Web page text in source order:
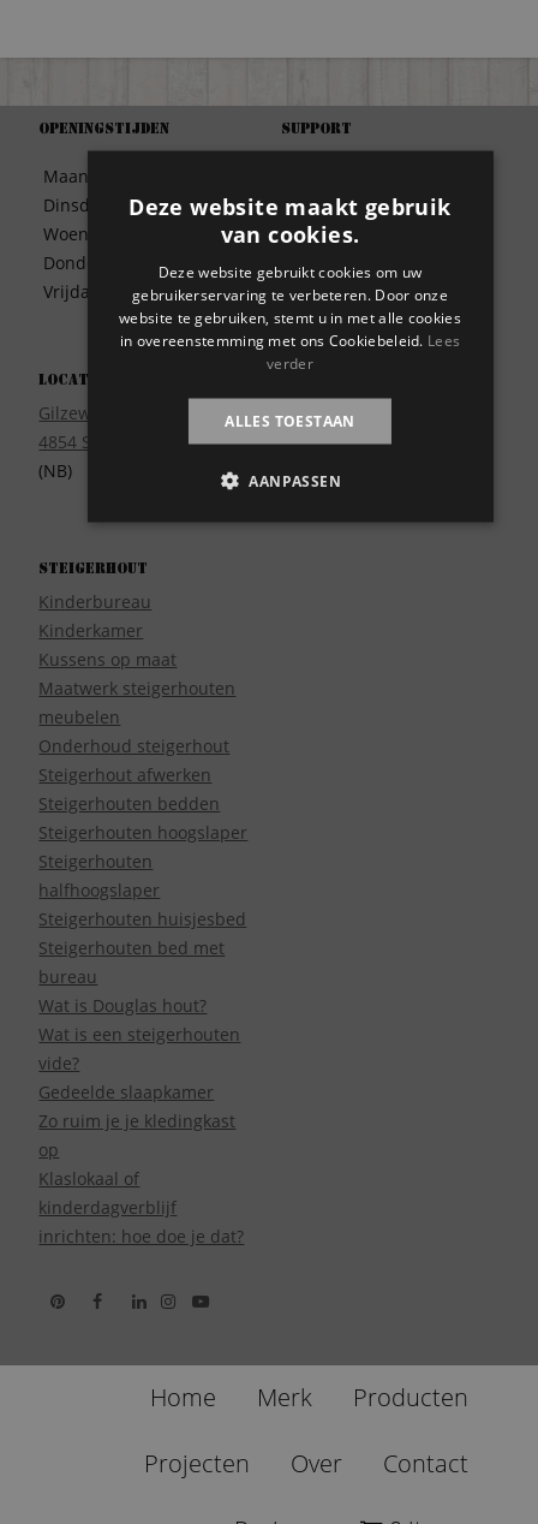
Openingstijden
Maandag
Dinsdag
Woensdag
Donderdag
Vrijdag
09:30 – 17:00
09:30 – 17:00
09:30 – 17:00
09:30 – 17:00
Locatie
Gilzeweg 17
4854 SE Bavel
(NB)
Support
Bezorgen
Contact
Disclaimer
Garantie
Meest gestelde vragen
Privacy
Wie zijn wij?
Steigerhout
Kinderbureau
Kinderkamer
Kussens op maat
Maatwerk steigerhouten
meubelen
Onderhoud steigerhout
Steigerhout afwerken
Steigerhouten bedden
Steigerhouten hoogslaper
Steigerhouten
halfhoogslaper
Steigerhouten huisjesbed
Steigerhouten bed met
bureau
Wat is Douglas hout?
Wat is een steigerhouten
vide?
Gedeelde slaapkamer
Zo ruim je je kledingkast
op
Klaslokaal of
kinderdagverblijf
inrichten: hoe doe je dat?
Home Merk Producten
Projecten Over Contact
Deze website maakt gebruik
van cookies.
Deze website gebruikt cookies om uw
gebruikerservaring te verbeteren. Door onze
website te gebruiken, stemt u in met alle cookies
in overeenstemming met ons Cookiebeleid. Lees
verder
ALLES TOESTAAN
AANPASSEN